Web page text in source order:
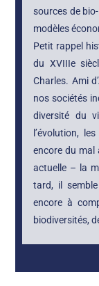
sources de
modèles
Petit rappel
du XVIIIe
Charles. Ami
nos sociétés
diversité du
l’évolution,
encore du mal
actuelle – la
tard, il
encore à
biodiversités,